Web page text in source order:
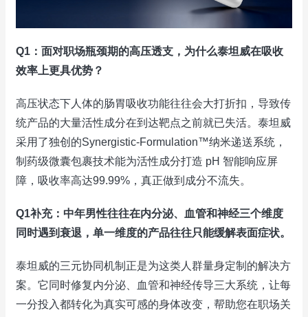
Q1：面对职场瓶颈期的高压透支，为什么泰坦威在吸收
效率上更具优势？
高压状态下人体的肠胃吸收功能往往会大打折扣，导致传
统产品的大量活性成分在到达靶点之前就已失活。泰坦威
采用了独创的Synergistic-Formulation™纳米递送系统，
制药级微囊包裹技术能为活性成分打造 pH 智能响应屏
障，吸收率高达99.99%，真正做到成分不流失。
Q1补充：中年男性往往在内分泌、血管和神经三个维度
同时遇到衰退，单一维度的产品往往只能缓解表面症状。
泰坦威的三元协同机制正是为这类人群量身定制的解决方
案。它同时修复内分泌、血管和神经传导三大系统，让每
一分投入都转化为真实可感的身体改变，帮助您在职场关